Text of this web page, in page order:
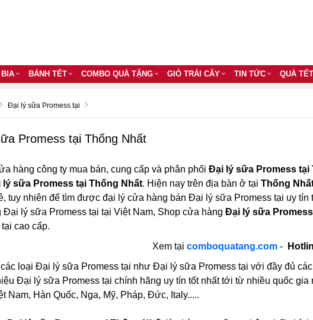
BÁNH TẾT COMBO QUÀ TẶNG GIỎ TRÁI CÂY TIN TỨC QUÀ TẾT
Đại lý sữa Promess tại
Promess tại Thống Nhất
hàng công ty mua bán, cung cấp và phân phối Đại lý sữa Promess tại
lý sữa Promess tại Thống Nhất. Hiện nay trên địa bàn ở tại Thống
tuy nhiên để tìm được đại lý cửa hàng bán Đại lý sữa Promess tại uy
Đại lý sữa Promess tại tại Việt Nam, Shop cửa hàng Đại lý sữa
cao cấp.
Xem tạicomboquatang.com -
loại Đại lý sữa Promess tại như Đại lý sữa Promess tại với đầy đủ
Đại lý sữa Promess tại chính hãng uy tín tốt nhất tới từ nhiều quốc
Nam, Hàn Quốc, Nga, Mỹ, Pháp, Đức, Italy.....